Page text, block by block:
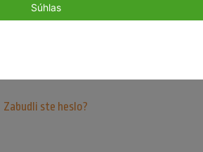
Zabudli ste heslo?
Súhlas